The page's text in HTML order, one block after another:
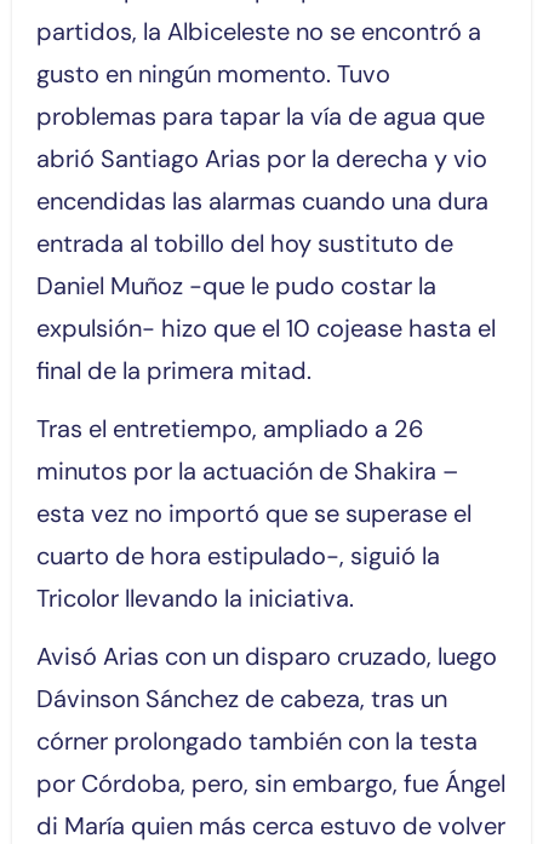
partidos, la Albiceleste no se encontró a
gusto en ningún momento. Tuvo
problemas para tapar la vía de agua que
abrió Santiago Arias por la derecha y vio
encendidas las alarmas cuando una dura
entrada al tobillo del hoy sustituto de
Daniel Muñoz -que le pudo costar la
expulsión- hizo que el 10 cojease hasta el
final de la primera mitad.
Tras el entretiempo, ampliado a 26
minutos por la actuación de Shakira –
esta vez no importó que se superase el
cuarto de hora estipulado-, siguió la
Tricolor llevando la iniciativa.
Avisó Arias con un disparo cruzado, luego
Dávinson Sánchez de cabeza, tras un
córner prolongado también con la testa
por Córdoba, pero, sin embargo, fue Ángel
di María quien más cerca estuvo de volver